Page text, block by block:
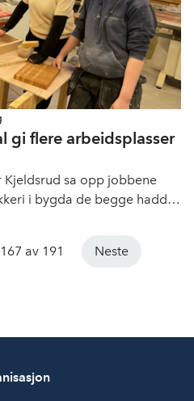
gi flere arbeidsplasser
Kjeldsrud sa opp jobbene
i bygda de begge hadde
på kundelista si.
av 191 Neste